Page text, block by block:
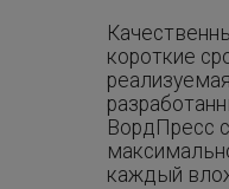
короткие
ВордПресс
каждый